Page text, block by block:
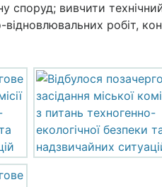
споруд; вивчити
робіт,